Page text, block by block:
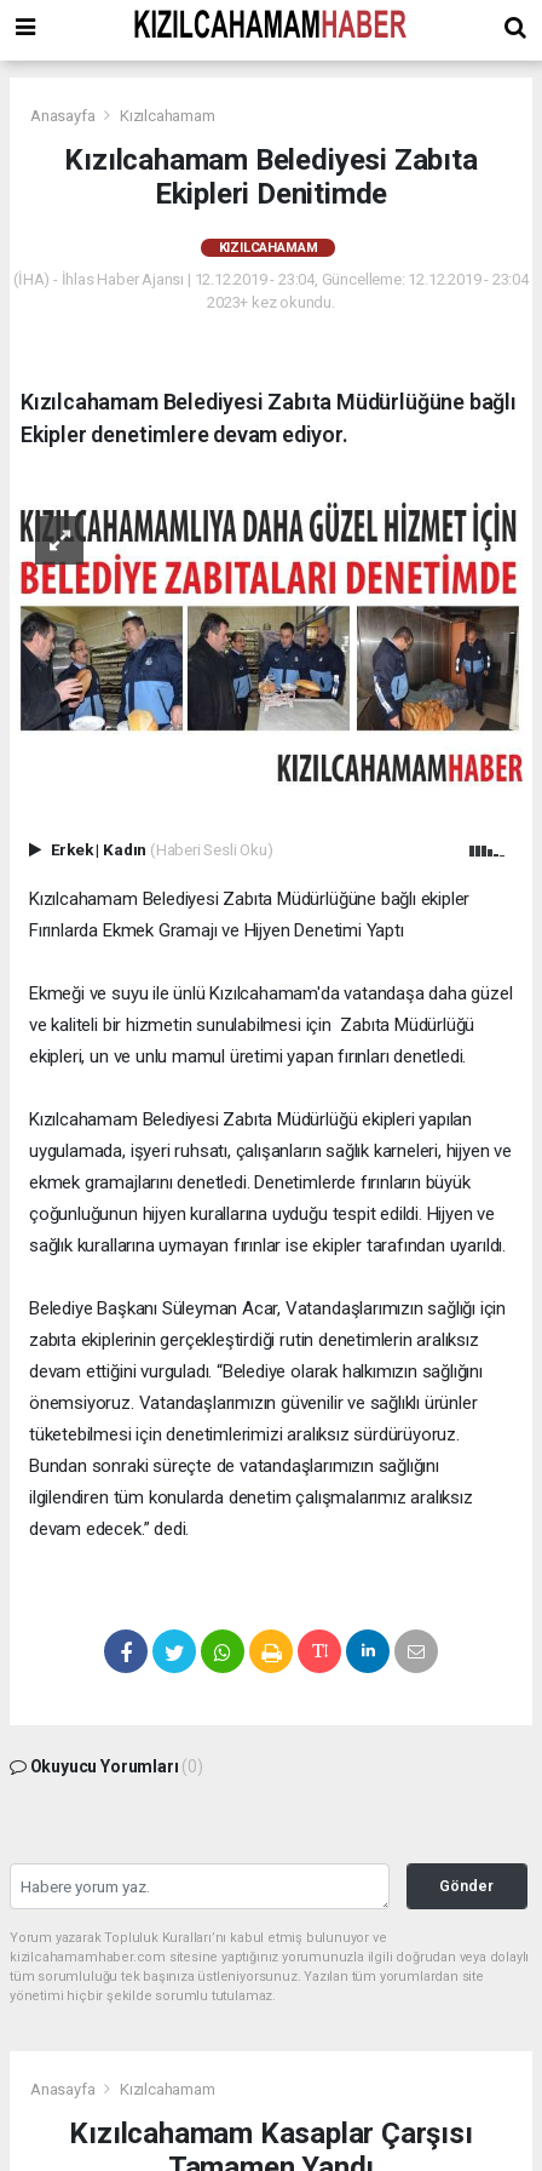
Anasayfa Kızılcahamam
Kızılcahamam Belediyesi Zabıta
Ekipleri Denitimde
KIZILCAHAMAM
(İHA) - İhlas Haber Ajansı | 12.12.2019 - 23:04, Güncelleme: 12.12.2019 - 23:04
2023+ kez okundu.
Kızılcahamam Belediyesi Zabıta Müdürlüğüne bağlı
Ekipler denetimlere devam ediyor.
Erkek| Kadın (Haberi Sesli Oku)
Kızılcahamam Belediyesi Zabıta Müdürlüğüne bağlı ekipler
Fırınlarda Ekmek Gramajı ve Hijyen Denetimi Yaptı
Ekmeği ve suyu ile ünlü Kızılcahamam'da vatandaşa daha güzel
ve kaliteli bir hizmetin sunulabilmesi için Zabıta Müdürlüğü
ekipleri, un ve unlu mamul üretimi yapan fırınları denetledi.
Kızılcahamam Belediyesi Zabıta Müdürlüğü ekipleri yapılan
uygulamada, işyeri ruhsatı, çalışanların sağlık karneleri, hijyen ve
ekmek gramajlarını denetledi. Denetimlerde fırınların büyük
çoğunluğunun hijyen kurallarına uyduğu tespit edildi. Hijyen ve
sağlık kurallarına uymayan fırınlar ise ekipler tarafından uyarıldı.
Belediye Başkanı Süleyman Acar, Vatandaşlarımızın sağlığı için
zabıta ekiplerinin gerçekleştirdiği rutin denetimlerin aralıksız
devam ettiğini vurguladı. “Belediye olarak halkımızın sağlığını
önemsiyoruz. Vatandaşlarımızın güvenilir ve sağlıklı ürünler
tüketebilmesi için denetimlerimizi aralıksız sürdürüyoruz.
Bundan sonraki süreçte de vatandaşlarımızın sağlığını
ilgilendiren tüm konularda denetim çalışmalarımız aralıksız
devam edecek.” dedi.
Okuyucu Yorumları (0)
Gönder
Yorum yazarak Topluluk Kuralları’nı kabul etmiş bulunuyor ve
kizilcahamamhaber.com sitesine yaptığınız yorumunuzla ilgili doğrudan veya dolaylı
tüm sorumluluğu tek başınıza üstleniyorsunuz. Yazılan tüm yorumlardan site
yönetimi hiçbir şekilde sorumlu tutulamaz.
Anasayfa Kızılcahamam
Kızılcahamam Kasaplar Çarşısı